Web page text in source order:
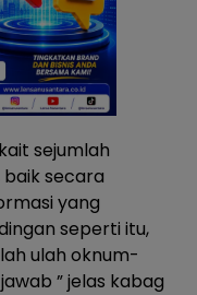
sejumlah
secara
yang
seperti itu,
ulah oknum-
” jelas kabag